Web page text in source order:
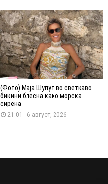
(Фото) Маја Шупут во светкаво
бикини блесна како морска
сирена
21:01 - 6 август, 2026